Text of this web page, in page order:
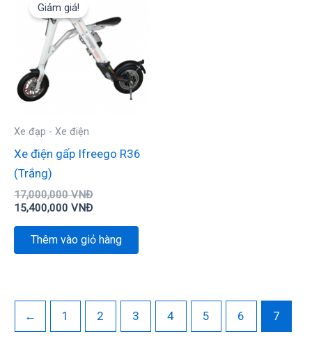
Giảm giá!
Xe đạp - Xe điện
Xe điện gấp Ifreego R36
(Trắng)
17,000,000VNĐ
17,000,000 VNĐ.
15,400,000 VNĐ
là:
15,400,000 VNĐ.
Thêm vào giỏ hàng
← 1 2 3 4 5 6 7